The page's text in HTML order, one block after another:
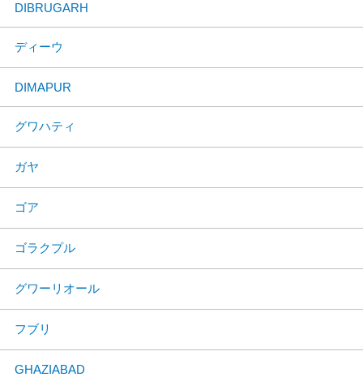
DIBRUGARH
ディーウ
DIMAPUR
グワハティ
ガヤ
ゴア
ゴラクプル
グワーリオール
フブリ
GHAZIABAD